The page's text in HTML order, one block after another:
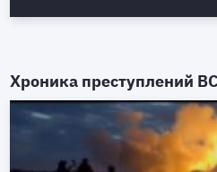
Хроника преступлений